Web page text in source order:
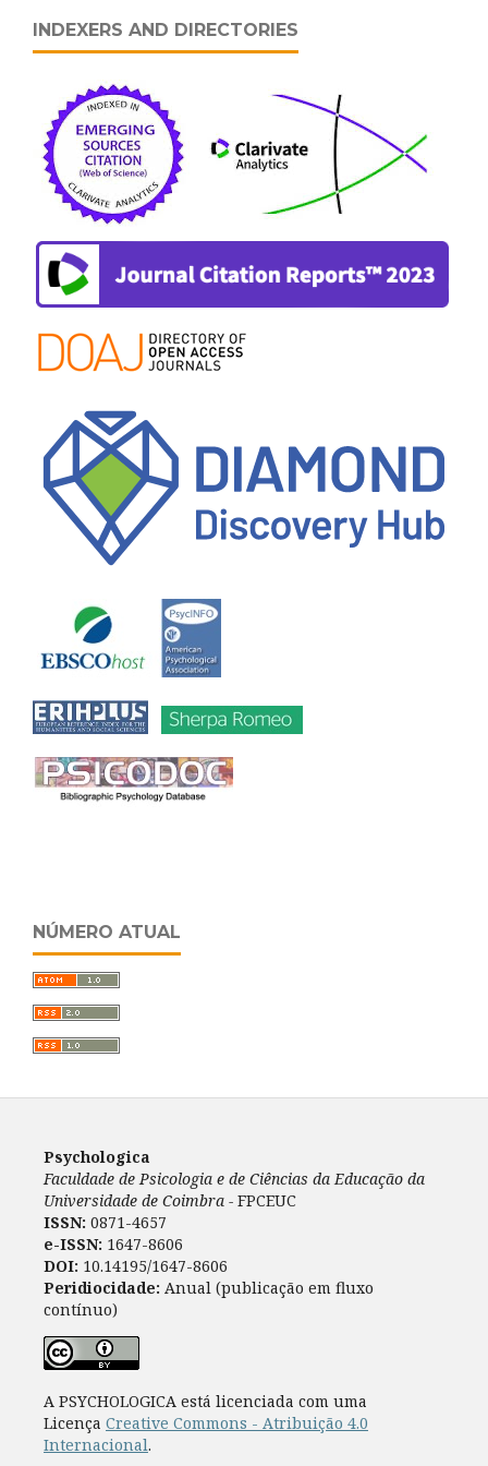
INDEXERS AND DIRECTORIES
NÚMERO ATUAL
Psychologica
Faculdade de Psicologia e de Ciências da Educação da
Universidade de Coimbra - FPCEUC
ISSN: 0871-4657
e-ISSN: 1647-8606
DOI: 10.14195/1647-8606
Peridiocidade: Anual (publicação em fluxo
contínuo)
A PSYCHOLOGICA está licenciada com uma
Licença Creative Commons - Atribuição 4.0
Internacional.